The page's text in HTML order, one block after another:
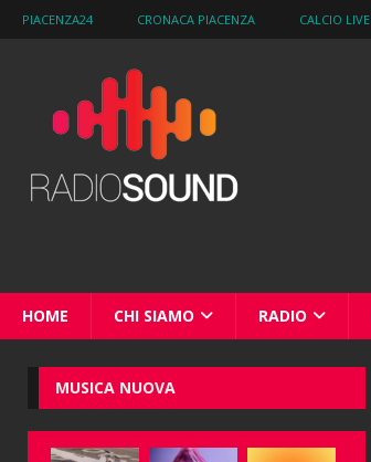
PIACENZA24 CRONACA PIACENZA CALCIO LIVE
HOME CHI SIAMO RADIO
MUSICA NUOVA